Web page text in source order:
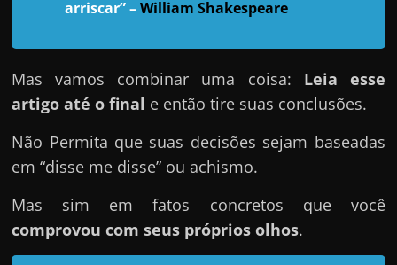
d
i
n
e
i
r
o
e
arriscar”–William Shakespeare
Mas vamos combinar uma coisa: Leia esse
artigo até o final e então tire suas conclusões.
Não Permita que suas decisões sejam baseadas
em “disse me disse” ou achismo.
Mas sim em fatos concretos que você
comprovou com seus próprios olhos.